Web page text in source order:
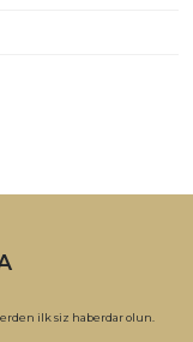
ilk siz haberdar olun.